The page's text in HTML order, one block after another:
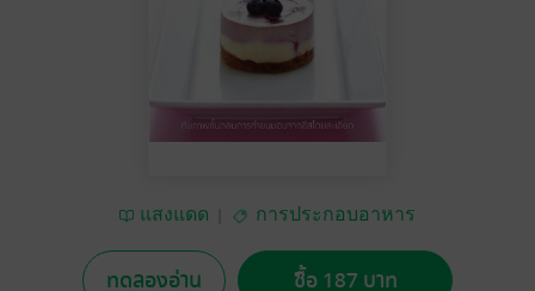
แสงแดด การประกอบอาหาร
ทดลองอ่าน ซื้อ 187 บาท